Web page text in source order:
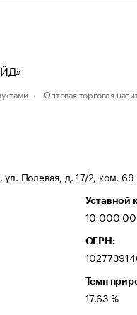
Оптовая торговля
Полевая, д. 17/2, ком. 69
Уставной
10 000
ОГРН:
Темп
17,63 %